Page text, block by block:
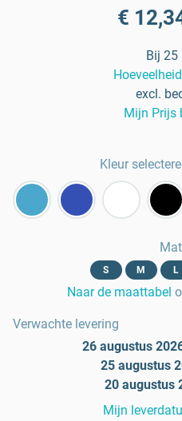
€
Bij 25
excl.
Mijn Prijs
Kleur
S M L
Naar de maattabel
Verwachte levering
26 augustus
25 augustus
20 augustus
Mijn